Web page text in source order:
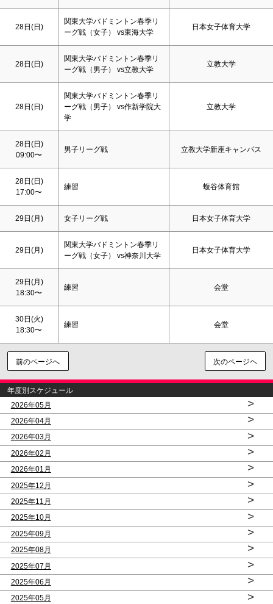
28日(日)
関東大学バドミントン春季リ
ーグ戦（女子） vs東海大学
日本女子体育大学
28日(日)
関東大学バドミントン春季リ
ーグ戦（男子） vs立教大学
立教大学
28日(日)
関東大学バドミントン春季リ
ーグ戦（男子） vs作新学院大
学
立教大学
28日(日)
09:00〜
男子リーグ戦 立教大学新座キャンパス
28日(日)
17:00〜
練習 蝮谷体育館
29日(月) 女子リーグ戦 日本女子体育大学
29日(月)
関東大学バドミントン春季リ
ーグ戦（女子） vs神奈川大学
日本女子体育大学
29日(月)
18:30〜
練習 会堂
30日(火)
18:30〜
練習 会堂
前のページへ 次のページヘ
年度別スケジュール
2026年05月
>
2026年04月 >
2026年03月 >
2026年02月 >
2026年01月 >
2025年12月 >
2025年11月 >
2025年10月 >
2025年09月 >
2025年08月 >
2025年07月 >
2025年06月 >
2025年05月 >